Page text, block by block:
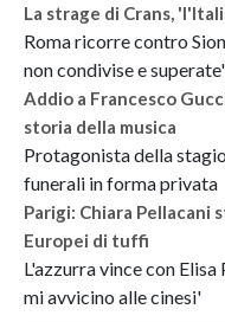
La strage di Crans,
Roma ricorre contro
non condivise e superate'
Addio a Francesco
storia della musica
Protagonista della
funerali in forma privata
Parigi: Chiara Pellacani
Europei di tuffi
L'azzurra vince con
mi avvicino alle cinesi'